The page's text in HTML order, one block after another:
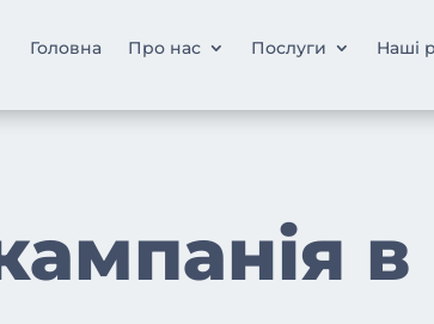
Головна Про нас Послуги Наші
в